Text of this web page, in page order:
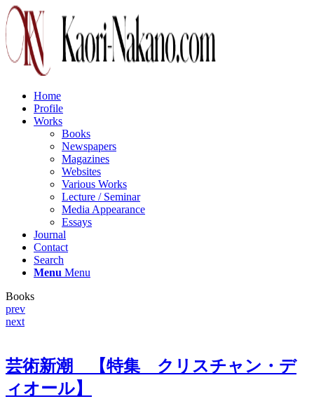
Home
Profile
Works
Books
Newspapers
Magazines
Websites
Various Works
Lecture / Seminar
Media Appearance
Essays
Journal
Contact
Search
Menu Menu
Books
prev
next
芸術新潮 【特集 クリスチャン・デ
ィオール】